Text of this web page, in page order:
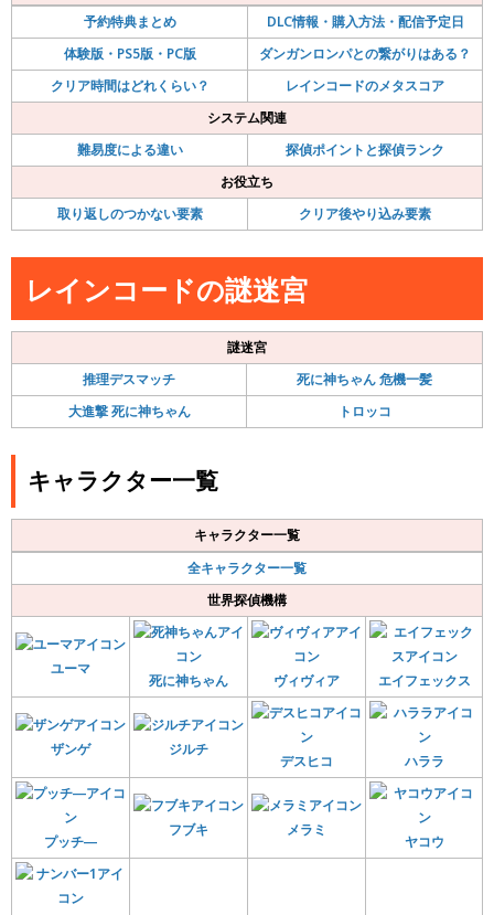
予約特典まとめ
DLC情報・購入方法・配信予定日
体験版・PS5版・PC版
ダンガンロンパとの繋がりはある？
クリア時間はどれくらい？
レインコードのメタスコア
システム関連
難易度による違い
探偵ポイントと探偵ランク
お役立ち
取り返しのつかない要素
クリア後やり込み要素
レインコードの謎迷宮
謎迷宮
推理デスマッチ
死に神ちゃん 危機一髪
大進撃 死に神ちゃん
トロッコ
キャラクター一覧
キャラクター一覧
全キャラクター一覧
世界探偵機構
ユーマ
死に神ちゃん ヴィヴィア エイフェックス
ザンゲ ジルチ
デスヒコ ハララ
プッチ―
フブキ メラミ
ヤコウ